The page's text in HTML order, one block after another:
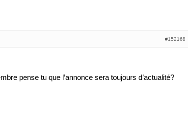
#152168
pense tu que l’annonce sera toujours d’actualité?